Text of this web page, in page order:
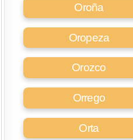
Oroña
Oropeza
Orozco
Orrego
Orta